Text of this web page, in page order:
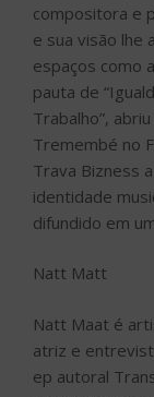
compositora e
e sua visão lhe
espaços como
pauta de
Trabalho”,
Tremembé no
Trava Bizness
identidade
difundido em
Natt Matt
Natt Maat é
atriz e
ep autoral